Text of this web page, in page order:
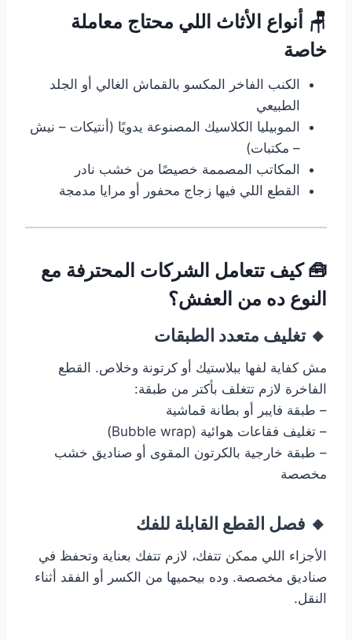
🪑 أنواع الأثاث اللي محتاج معاملة
خاصة
الكنب الفاخر المكسو بالقماش الغالي أو الجلد
الطبيعي
الموبيليا الكلاسيك المصنوعة يدويًا (أنتيكات – نيش
– مكتبات)
المكاتب المصممة خصيصًا من خشب نادر
القطع اللي فيها زجاج محفور أو مرايا مدمجة
🧰 كيف تتعامل الشركات المحترفة مع
النوع ده من العفش؟
🔸 تغليف متعدد الطبقات
مش كفاية لفها ببلاستيك أو كرتونة وخلاص. القطع
الفاخرة لازم تتغلف بأكتر من طبقة:
– طبقة فايبر أو بطانة قماشية
– تغليف فقاعات هوائية (Bubble wrap)
– طبقة خارجية بالكرتون المقوى أو صناديق خشب
مخصصة
🔸 فصل القطع القابلة للفك
الأجزاء اللي ممكن تتفك، لازم تتفك بعناية وتحفظ في
صناديق مخصصة. وده بيحميها من الكسر أو الفقد أثناء
النقل.